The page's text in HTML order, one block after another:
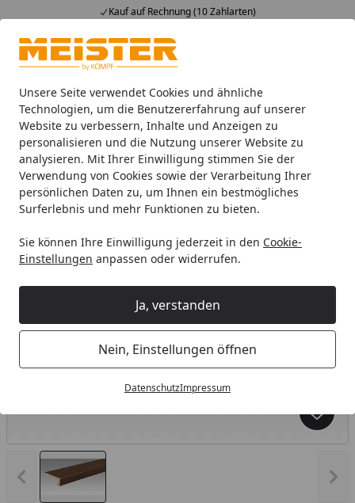
Unsere Seite verwendet Cookies und ähnliche
Technologien, um die Benutzererfahrung auf unserer
Website zu verbessern, Inhalte und Anzeigen zu
personalisieren und die Nutzung unserer Website zu
analysieren. Mit Ihrer Einwilligung stimmen Sie der
Verwendung von Cookies sowie der Verarbeitung Ihrer
persönlichen Daten zu, um Ihnen ein bestmögliches
Surferlebnis und mehr Funktionen zu bieten.
Sie können Ihre Einwilligung jederzeit in den Cookie-
Einstellungen anpassen oder widerrufen.
Ja, verstanden
Nein, Einstellungen öffnen
DatenschutzImpressum
Kauf auf Rechnung (10 Zahlarten)
Alle Produkte
Mein Konto
Suchen
Startseite
Zubehör Meister Zubehör für Böden Meister
MEISTER Treppenkante Parkett U-
Profil 2150 x 13 mm 9009
Nussbaum amerikanisch lebhaft
ultramattlackiert
Vorheriges Bild anzeigen